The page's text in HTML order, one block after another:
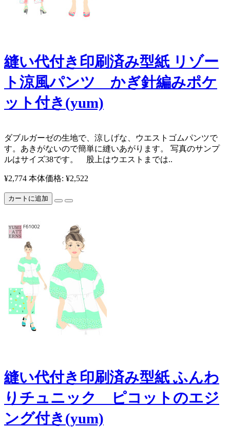
縫い代付き印刷済み型紙 リゾー
ト涼風パンツ かぎ針編みポケ
ット付き(yum)
​​ダブルガーゼの生地で、涼しげな、ウエストゴムパンツで
す。あきがないので簡単に縫いあがります。 写真のサンプ
ルはサイズ38です。 ​ 股上はウエストまでは..
¥2,774 本体価格: ¥2,522
カートに追加
縫い代付き印刷済み型紙 ふんわ
りチュニック ピコットのエジ
ング付き(yum)